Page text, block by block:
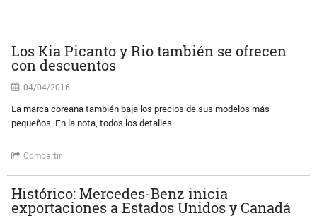
Los Kia Picanto y Rio también se ofrecen
con descuentos
04/04/2016
La marca coreana también baja los precios de sus modelos más
pequeños. En la nota, todos los detalles.
Compartir
Histórico: Mercedes-Benz inicia
exportaciones a Estados Unidos y Canadá